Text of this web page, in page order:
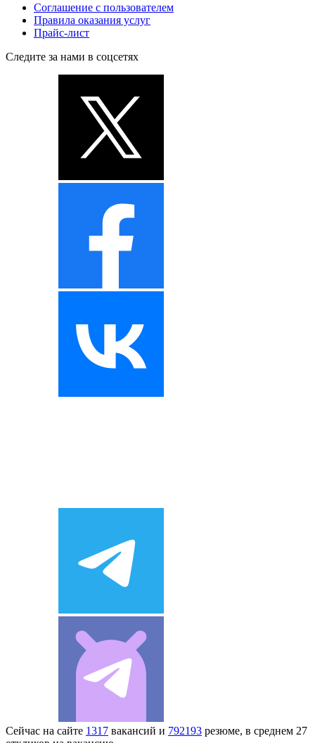
Соглашение с пользователем
Правила оказания услуг
Прайс-лист
Следите за нами в соцсетях
Сейчас на сайте 1317 вакансий и 792193 резюме, в среднем 27